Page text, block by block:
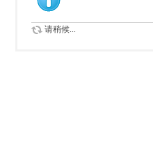
请稍候...